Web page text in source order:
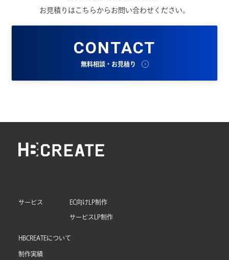
お見積りはこちらからお問い合わせください。
CONTACT
無料相談・お見積り
サービス EC向けLP制作
サービスLP制作
HBCREATEについて
制作実績